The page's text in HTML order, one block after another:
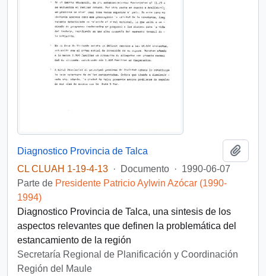
Diagnostico Provincia de Talca
CL CLUAH 1-19-4-13 · Documento · 1990-06-07
Parte de Presidente Patricio Aylwin Azócar (1990-
1994)
Diagnostico Provincia de Talca, una sintesis de los
aspectos relevantes que definen la problemática del
estancamiento de la región
Secretaría Regional de Planificación y Coordinación
Región del Maule